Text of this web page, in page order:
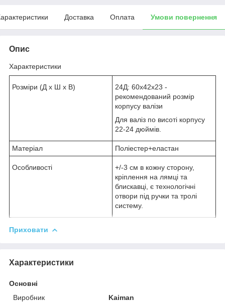
Доставка Оплата Умови повернення
Опис
Характеристики
Розміри (Д х Ш х В)
24Д: 60х42х23 -
рекомендований розмір
корпусу валізи
Для валіз по висоті корпусу
22-24 дюймів.
Матеріал Поліестер+еластан
Особливості
+/-3 см в кожну сторону,
кріплення на лямці та
блискавці, є технологічні
отвори під ручки та тролі
систему.
Приховати
Характеристики
Основні
Виробник
Kaiman